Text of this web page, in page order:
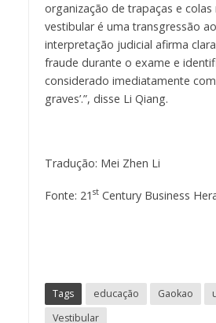
organização de trapaças e
vestibular é uma transgressão
interpretação judicial afirma
fraude durante o exame e
considerado imediatamente
graves’.”, disse Li Qiang.
Tradução: Mei Zhen Li
Fonte: 21 stCentury Business
Tags educação Gaokao
Vestibular